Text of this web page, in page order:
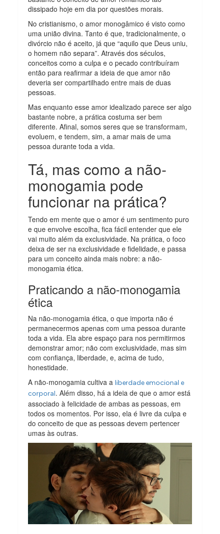
dissipado hoje em dia por questões morais.
No cristianismo, o amor monogâmico é visto como
uma união divina. Tanto é que, tradicionalmente, o
divórcio não é aceito, já que “aquilo que Deus uniu,
o homem não separa”. Através dos séculos,
conceitos como a culpa e o pecado contribuíram
então para reafirmar a ideia de que amor não
deveria ser compartilhado entre mais de duas
pessoas.
Mas enquanto esse amor idealizado parece ser algo
bastante nobre, a prática costuma ser bem
diferente. Afinal, somos seres que se transformam,
evoluem, e tendem, sim, a amar mais de uma
pessoa durante toda a vida.
Tá, mas como a não-
monogamia pode
funcionar na prática?
Tendo em mente que o amor é um sentimento puro
e que envolve escolha, fica fácil entender que ele
vai muito além da exclusividade. Na prática, o foco
deixa de ser na exclusividade e fidelidade, e passa
para um conceito ainda mais nobre: a não-
monogamia ética.
Praticando a não-monogamia
ética
Na não-monogamia ética, o que importa não é
permanecermos apenas com uma pessoa durante
toda a vida. Ela abre espaço para nos permitirmos
demonstrar amor; não com exclusividade, mas sim
com confiança, liberdade, e, acima de tudo,
honestidade.
A não-monogamia cultiva aliberdade emocional e
corporal. Além disso, há a ideia de que o amor está
associado à felicidade de ambas as pessoas, em
todos os momentos. Por isso, ela é livre da culpa e
do conceito de que as pessoas devem pertencer
umas às outras.